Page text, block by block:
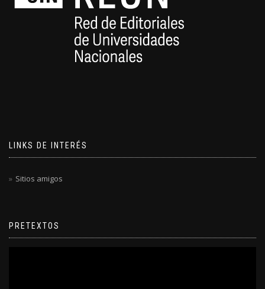
LINKS DE INTERÉS
Sitios amigos
PRETEXTOS